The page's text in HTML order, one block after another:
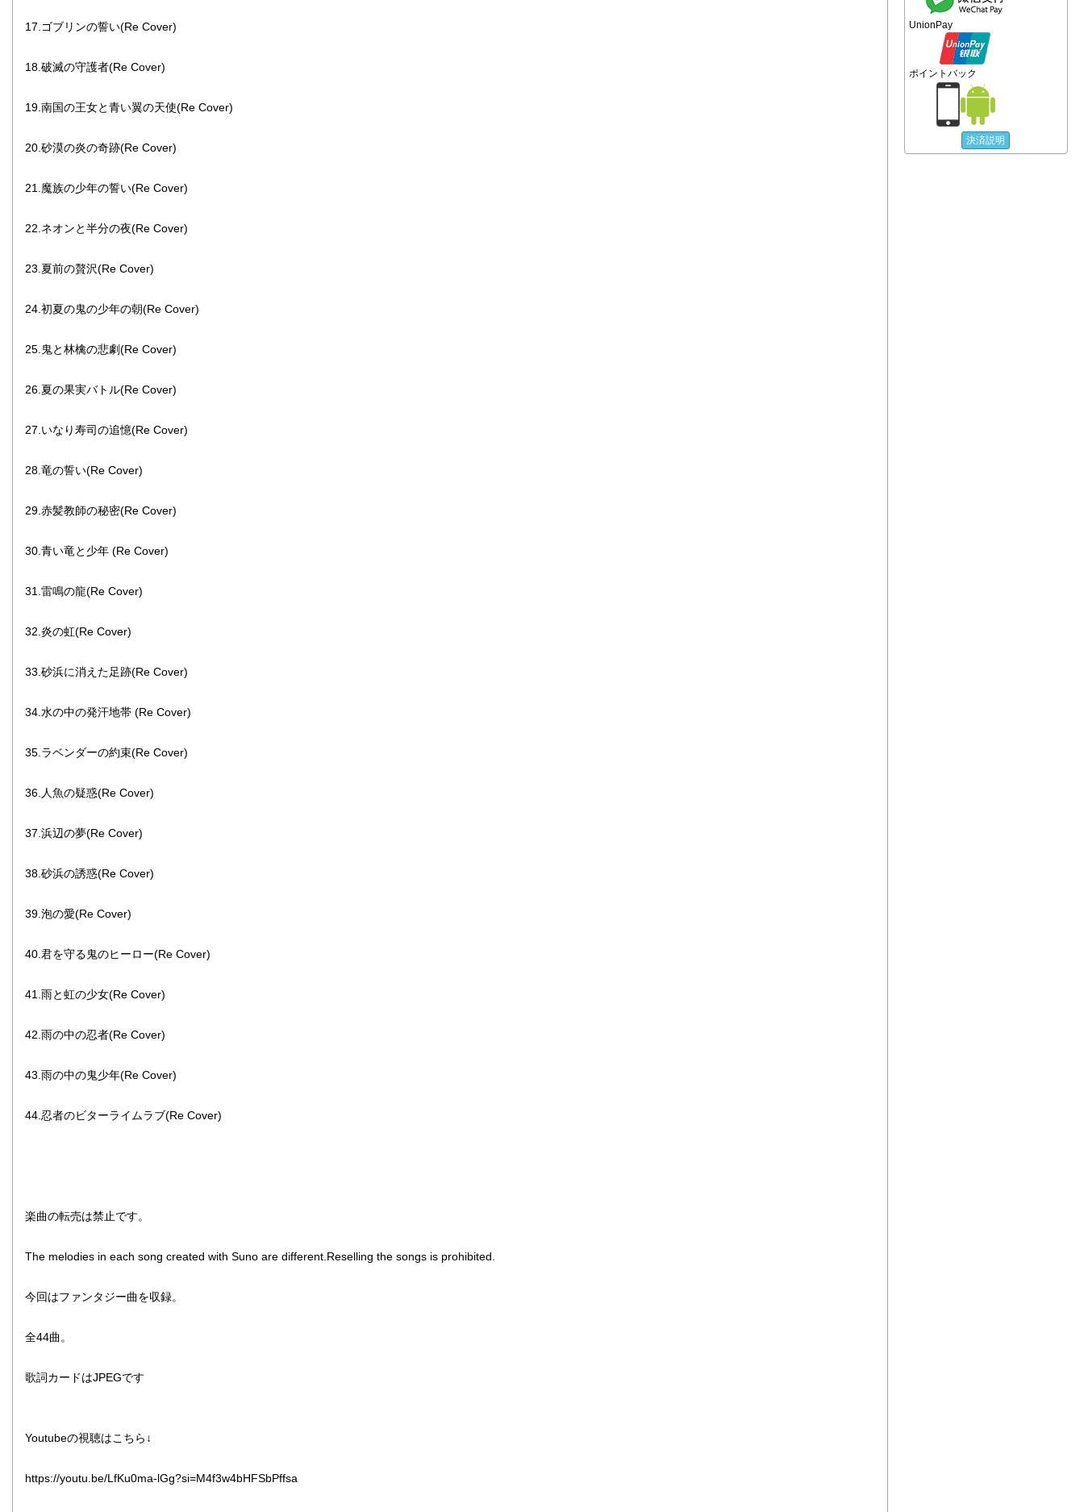
17.ゴブリンの誓い(Re Cover)
18.破滅の守護者(Re Cover)
19.南国の王女と青い翼の天使(Re Cover)
20.砂漠の炎の奇跡(Re Cover)
21.魔族の少年の誓い(Re Cover)
22.ネオンと半分の夜(Re Cover)
23.夏前の贅沢(Re Cover)
24.初夏の鬼の少年の朝(Re Cover)
25.鬼と林檎の悲劇(Re Cover)
26.夏の果実バトル(Re Cover)
27.いなり寿司の追憶(Re Cover)
28.竜の誓い(Re Cover)
29.赤髪教師の秘密(Re Cover)
30.青い竜と少年 (Re Cover)
31.雷鳴の龍(Re Cover)
32.炎の虹(Re Cover)
33.砂浜に消えた足跡(Re Cover)
34.水の中の発汗地帯 (Re Cover)
35.ラベンダーの約束(Re Cover)
36.人魚の疑惑(Re Cover)
37.浜辺の夢(Re Cover)
38.砂浜の誘惑(Re Cover)
39.泡の愛(Re Cover)
40.君を守る鬼のヒーロー(Re Cover)
41.雨と虹の少女(Re Cover)
42.雨の中の忍者(Re Cover)
43.雨の中の鬼少年(Re Cover)
44.忍者のビターライムラブ(Re Cover)
楽曲の転売は禁止です。
The melodies in each song created with Suno are different.Reselling the songs is prohibited.
今回はファンタジー曲を収録。
全44曲。
歌詞カードはJPEGです
Youtubeの視聴はこちら↓
https://youtu.be/LfKu0ma-lGg?si=M4f3w4bHFSbPffsa
UnionPay
ポイントバック
決済説明